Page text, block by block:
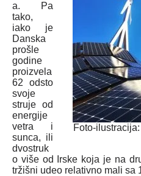
Foto-
a. Pa
tako,
iako je
Danska
prošle
godine
proizvela
62 odsto
svoje
struje od
energije
vetra i
sunca, ili
dvostruk
o više od Irske koja je na
tržišni udeo relativno mali sa